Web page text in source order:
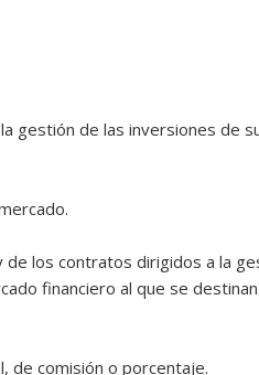
gestión de las inversiones de
los contratos dirigidos a la
financiero al que se
de comisión o porcentaje.